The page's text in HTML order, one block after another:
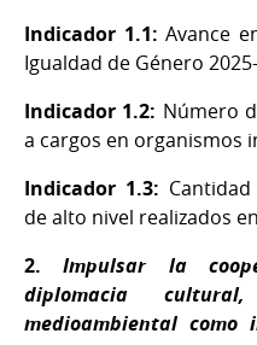
Indicador 1.1: Avance
Igualdad de Género
Indicador 1.2: Número
a cargos en organismos
Indicador 1.3:
de alto nivel realizados
2. Impulsar la
diplomacia
medioambiental como